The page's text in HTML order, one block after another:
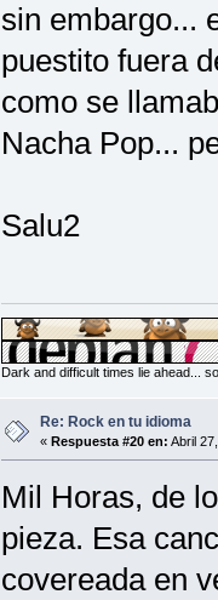
sin embargo...
puestito fuera
como se
Nacha Pop...
Salu2
Dark and difficult times lie ahead...
Re: Rock en tu idioma
« Respuesta #20 en: Abril
Mil Horas, de
pieza. Esa
covereada en